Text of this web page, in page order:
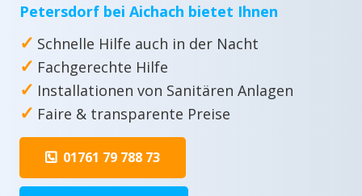
Petersdorf bei Aichach bietet Ihnen
✓ Schnelle Hilfe auch in der Nacht
✓ Fachgerechte Hilfe
✓ Installationen von Sanitären Anlagen
✓ Faire & transparente Preise
01761 79 788 73